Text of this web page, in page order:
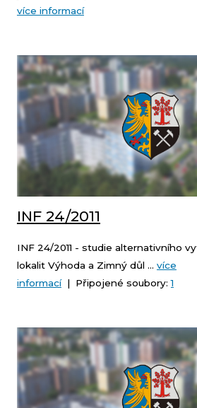
více informací
INF 24/2011
INF 24/2011 - studie alternativního
lokalit Výhoda a Zimný důl ... více
informací| Připojené soubory:1